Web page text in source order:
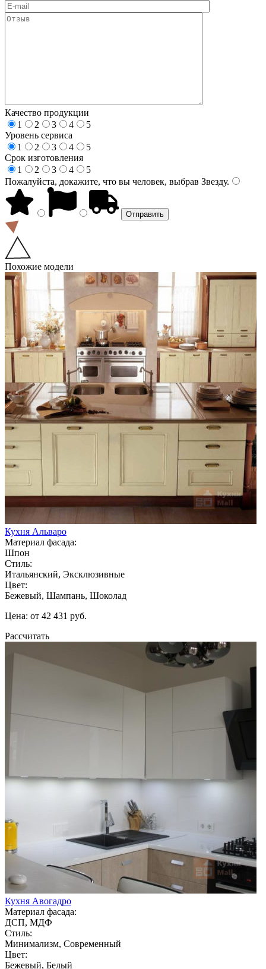
Качество продукции
1
2 3 4
5
Уровень сервиса
1
2 3 4
5
Срок изготовления
1
2 3 4
5
Пожалуйста, докажите, что вы человек, выбрав Звезду.
Похожие модели
Кухня Альваро
Материал фасада:
Шпон
Стиль:
Итальянский, Эксклюзивные
Цвет:
Бежевый, Шампань, Шоколад
Цена: от 42 431 руб.
Рассчитать
Кухня Авогадро
Материал фасада:
ДСП, МДФ
Стиль:
Минимализм, Современный
Цвет:
Бежевый, Белый